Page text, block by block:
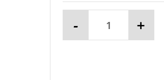
- +